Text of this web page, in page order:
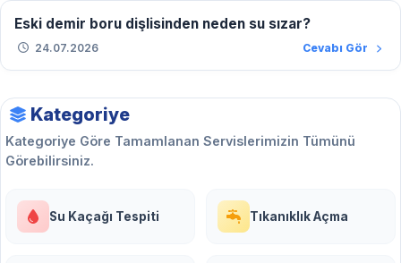
Eski demir boru dişlisinden neden su sızar?
24.07.2026 Cevabı Gör
Kategoriye
Kategoriye Göre Tamamlanan Servislerimizin Tümünü
Görebilirsiniz.
Su Kaçağı Tespiti Tıkanıklık Açma